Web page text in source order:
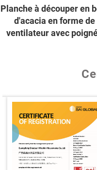
Planche à découper en
d'acacia en forme de
ventilateur avec